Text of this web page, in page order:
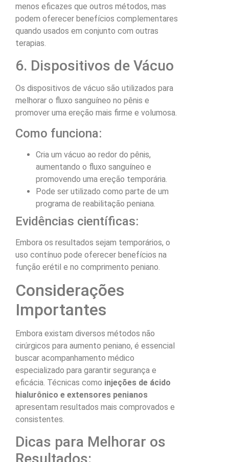
menos eficazes que outros métodos, mas
podem oferecer benefícios complementares
quando usados em conjunto com outras
terapias.
6. Dispositivos de Vácuo
Os dispositivos de vácuo são utilizados para
melhorar o fluxo sanguíneo no pênis e
promover uma ereção mais firme e volumosa.
Como funciona:
Cria um vácuo ao redor do pênis,
aumentando o fluxo sanguíneo e
promovendo uma ereção temporária.
Pode ser utilizado como parte de um
programa de reabilitação peniana.
Evidências científicas:
Embora os resultados sejam temporários, o
uso contínuo pode oferecer benefícios na
função erétil e no comprimento peniano.
Considerações
Importantes
Embora existam diversos métodos não
cirúrgicos para aumento peniano, é essencial
buscar acompanhamento médico
especializado para garantir segurança e
eficácia. Técnicas como injeções de ácido
hialurônico e extensores penianos
apresentam resultados mais comprovados e
consistentes.
Dicas para Melhorar os
Resultados: